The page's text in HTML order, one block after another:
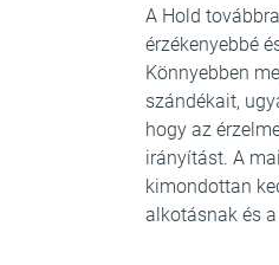
A Hold
érzékenyebbé
Könnyebben
szándékait,
hogy az
irányítást. A
kimondottan
alkotásnak és